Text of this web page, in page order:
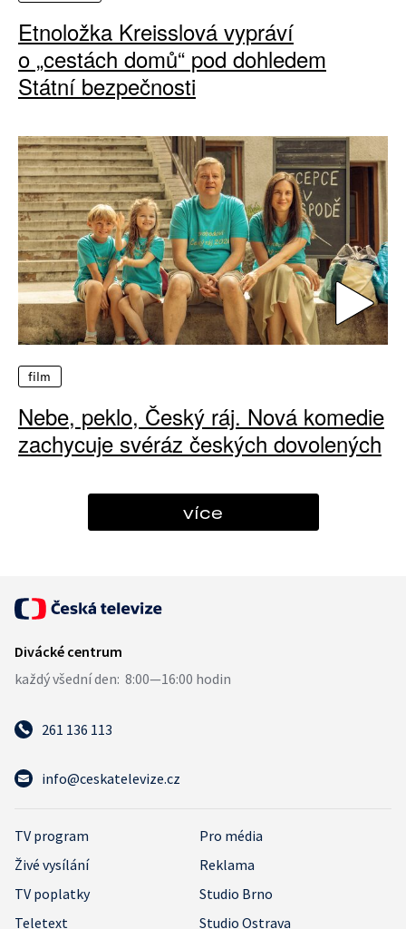
Etnoložka Kreisslová vypráví
o „cestách domů“ pod dohledem
Státní bezpečnosti
film
Nebe, peklo, Český ráj. Nová komedie
zachycuje svéráz českých dovolených
více
261 136 113
info@ceskatelevize.cz
TV program
Pro média
Živé vysílání
Reklama
TV poplatky
Studio Brno
Teletext
Studio Ostrava